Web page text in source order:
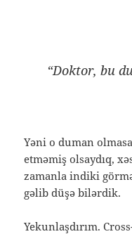
“Doktor, bu
Yəni o duman
etməmiş olsaydıq,
zamanla indiki
gəlib düşə bilərdik.
Yekunlaşdırım.